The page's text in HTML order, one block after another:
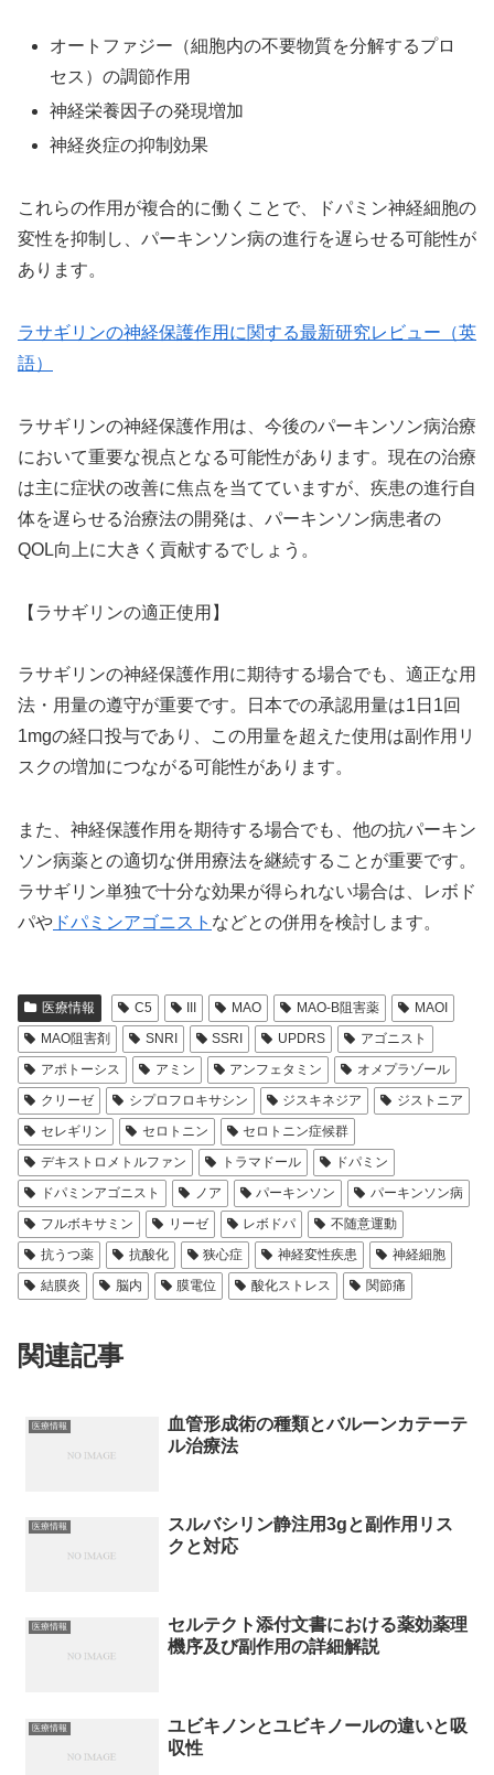
オートファジー（細胞内の不要物質を分解するプロ
セス）の調節作用
神経栄養因子の発現増加
神経炎症の抑制効果
これらの作用が複合的に働くことで、ドパミン神経細胞の
変性を抑制し、パーキンソン病の進行を遅らせる可能性が
あります。
ラサギリンの神経保護作用に関する最新研究レビュー（英
語）
ラサギリンの神経保護作用は、今後のパーキンソン病治療
において重要な視点となる可能性があります。現在の治療
は主に症状の改善に焦点を当てていますが、疾患の進行自
体を遅らせる治療法の開発は、パーキンソン病患者の
QOL向上に大きく貢献するでしょう。
【ラサギリンの適正使用】
ラサギリンの神経保護作用に期待する場合でも、適正な用
法・用量の遵守が重要です。日本での承認用量は1日1回
1mgの経口投与であり、この用量を超えた使用は副作用リ
スクの増加につながる可能性があります。
また、神経保護作用を期待する場合でも、他の抗パーキン
ソン病薬との適切な併用療法を継続することが重要です。
ラサギリン単独で十分な効果が得られない場合は、レボド
パや ドパミンアゴニスト などとの併用を検討します。
医療情報 C5 MAO MAO-B阻害薬
MAOI
MAO阻害剤
SNRI SSRI UPDRS
アゴニスト
アポトーシス
アミン アンフェタミン
オメプラゾール
クリーゼ
シプロフロキサシン ジスキネジア
ジストニア
セレギリン
セロトニン
セロトニン症候群
デキストロメトルファン
トラマドール
ドパミン
ドパミンアゴニスト
ノア パーキンソン
パーキンソン病
フルボキサミン
リーゼ レボドパ
不随意運動
抗うつ薬
抗酸化 狭心症 神経変性疾患
神経細胞
結膜炎
脳内 膜電位 酸化ストレス 関節痛
関連記事
医療情報
血管形成術の種類とバルーンカテーテ
ル治療法
医療情報
スルバシリン静注用3gと副作用リス
クと対応
医療情報
セルテクト添付文書における薬効薬理
機序及び副作用の詳細解説
医療情報
ユビキノンとユビキノールの違いと吸
収性